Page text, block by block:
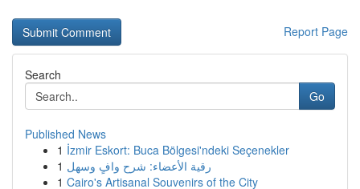
Report Page
Search
Go
Published News
1 İzmir Eskort: Buca Bölgesi'ndeki Seçenekler
1 رقية الأعضاء: شرح وافٍ وسهل
1 Cairo's Artisanal Souvenirs of the City